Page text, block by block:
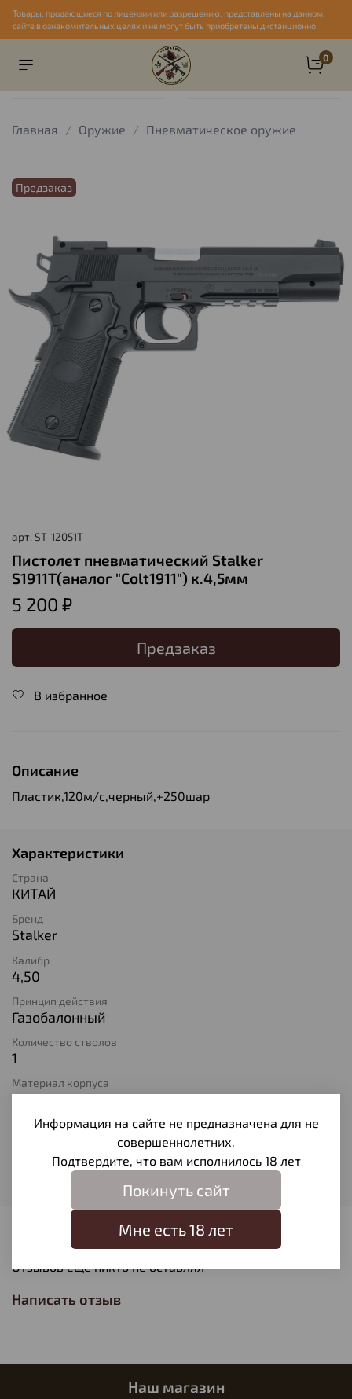
Товары, продающиеся по лицензии или разрешению, представлены на данном
сайте в ознакомительных целях и не могут быть приобретены дистанционно
0
Главная Оружие Пневматическое оружие
Предзаказ
арт. ST-12051T
Пистолет пневматический Stalker
S1911Т(аналог "Colt1911") к.4,5мм
5 200 ₽
Предзаказ
В избранное
Описание
Пластик,120м/с,черный,+250шар
Характеристики
Страна
КИТАЙ
Бренд
Stalker
Калибр
4,50
Принцип действия
Газобалонный
Количество стволов
1
Материал корпуса
Пластик
Модель
Мощность
Отзывов еще никто не оставлял
Написать отзыв
Наш магазин
Информация на сайте не предназначена для не
совершеннолетних.
Подтвердите, что вам исполнилось 18 лет
Покинуть сайт
Мне есть 18 лет